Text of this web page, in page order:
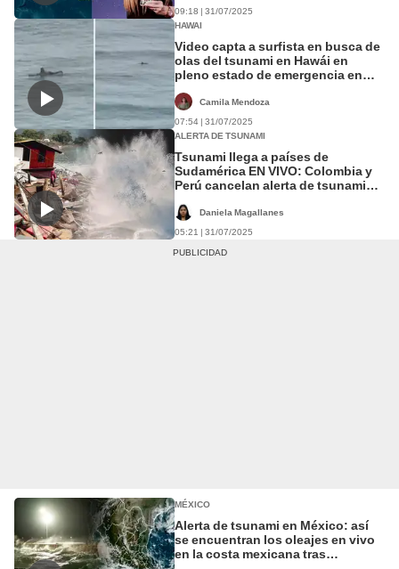
09:18 | 31/07/2025
HAWAI
Video capta a surfista en busca de
olas del tsunami en Hawái en
pleno estado de emergencia en
Camila Mendoza
07:54 | 31/07/2025
ALERTA DE TSUNAMI
Tsunami llega a países de
Sudamérica EN VIVO: Colombia y
Perú cancelan alerta de tsunami
alertaDaniela Magallanes
05:21 | 31/07/2025
MÉXICO
Alerta de tsunami en México: así
se encuentran los oleajes en vivo
en la costa mexicana tras